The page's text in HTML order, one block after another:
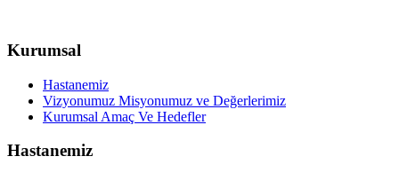
Kurumsal
Hastanemiz
Vizyonumuz Misyonumuz ve Değerlerimiz
Kurumsal Amaç Ve Hedefler
Hastanemiz